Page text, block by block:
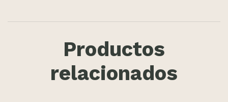
Productos
relacionados